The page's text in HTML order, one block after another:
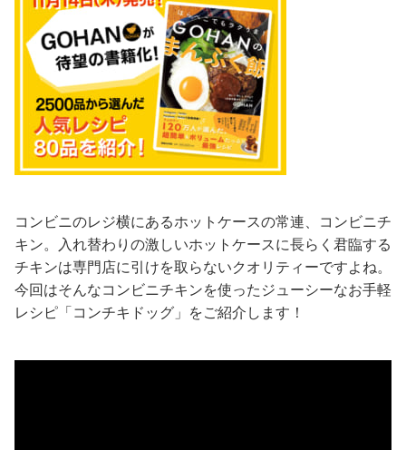
コンビニのレジ横にあるホットケースの常連、コンビニチ
キン。入れ替わりの激しいホットケースに長らく君臨する
チキンは専門店に引けを取らないクオリティーですよね。
今回はそんなコンビニチキンを使ったジューシーなお手軽
レシピ「コンチキドッグ」をご紹介します！